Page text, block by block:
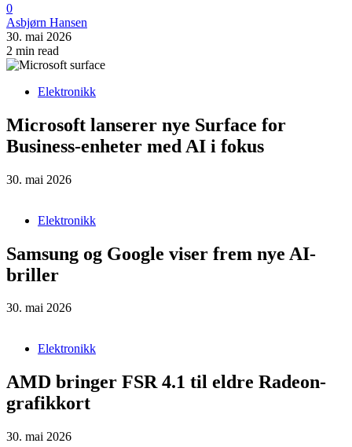
0
Asbjørn Hansen
30. mai 2026
2 min read
Elektronikk
Microsoft lanserer nye Surface for
Business-enheter med AI i fokus
30. mai 2026
Elektronikk
Samsung og Google viser frem nye AI-
briller
30. mai 2026
Elektronikk
AMD bringer FSR 4.1 til eldre Radeon-
grafikkort
30. mai 2026